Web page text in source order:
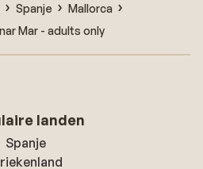
Spanje
Mallorca
Mar - adults only
landen
Spanje